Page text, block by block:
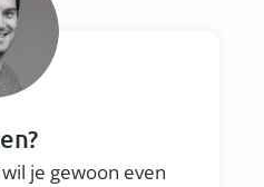
je gewoon even